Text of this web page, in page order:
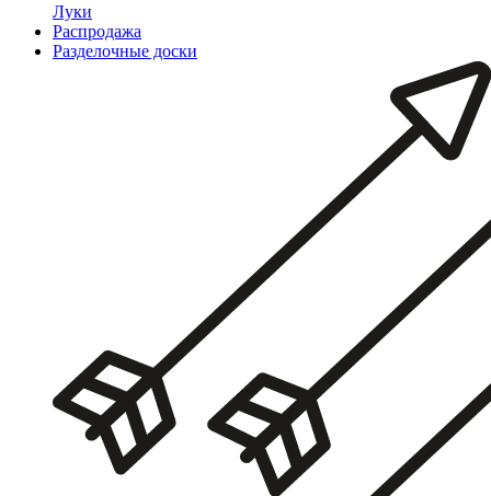
Луки
Распродажа
Разделочные доски